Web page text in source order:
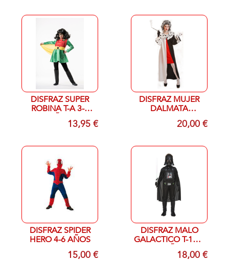
DISFRAZ SUPER
ROBINA T-A 3-4
AÑOS13,95 €
DISFRAZ MUJER
DALMATA
ADULTO TALLA M
20,00 €
DISFRAZ SPIDER
HERO 4-6 AÑOS
15,00 €
DISFRAZ MALO
GALACTICO T-10 A
12 AÑOS18,00 €